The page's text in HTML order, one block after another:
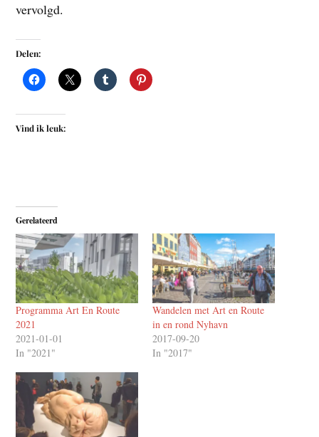
vervolgd.
Delen:
Vind ik leuk:
Gerelateerd
Programma Art En Route
2021
2021-01-01
In "2021"
Wandelen met Art en Route
in en rond Nyhavn
2017-09-20
In "2017"